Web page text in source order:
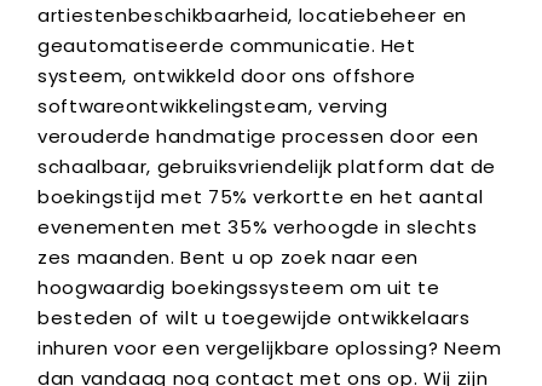
artiestenbeschikbaarheid, locatiebeheer en
geautomatiseerde communicatie. Het
systeem, ontwikkeld door ons offshore
softwareontwikkelingsteam, verving
verouderde handmatige processen door een
schaalbaar, gebruiksvriendelijk platform dat de
boekingstijd met 75% verkortte en het aantal
evenementen met 35% verhoogde in slechts
zes maanden. Bent u op zoek naar een
hoogwaardig boekingssysteem om uit te
besteden of wilt u toegewijde ontwikkelaars
inhuren voor een vergelijkbare oplossing? Neem
dan vandaag nog contact met ons op. Wij zijn